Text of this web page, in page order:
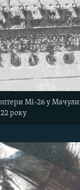
Мі-26 у
року